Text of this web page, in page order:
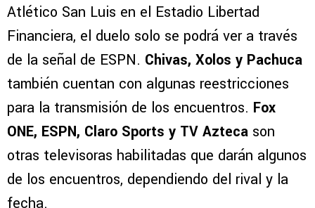
Atlético San Luis en el Estadio Libertad
Financiera, el duelo solo se podrá ver a través
de la señal de ESPN. Chivas, Xolos y Pachuca
también cuentan con algunas reestricciones
para la transmisión de los encuentros. Fox
ONE, ESPN, Claro Sports y TV Azteca son
otras televisoras habilitadas que darán algunos
de los encuentros, dependiendo del rival y la
fecha.